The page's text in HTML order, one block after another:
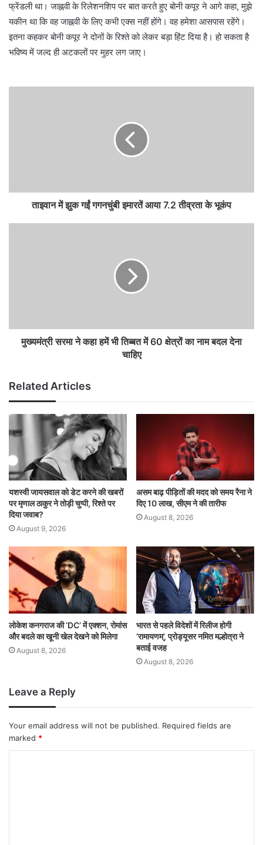
फ्रेंडली था। जाह्नवी के रिलेशनशिप पर बात करते हुए बोनी कपूर ने आगे कहा, मुझे
यकीन था कि वह जाह्नवी के लिए कभी एक्स नहीं होंगे। वह हमेशा आसपास रहेंगे।
इतना कहकर बोनी कपूर ने दोनों के रिश्ते को लेकर बड़ा हिंट दिया है। हो सकता है
भविष्य में जल्द ही अटकलों पर मुहर लग जाए।
ताइवान में झुक गईं गगनचुंबी इमारतें आया 7.2 तीव्रता के भूकंप
मुख्यमंत्री सरमा ने कहा हमें भी तिब्बत में 60 क्षेत्रों का नाम बदल देना
चाहिए
Related Articles
यशस्वी जायसवाल को डेट करने की खबरों
पर मृणाल ठाकुर ने तोड़ी चुप्पी, रिश्ते पर
दिया जवाब?
August 9, 2026
असम बाढ़ पीड़ितों की मदद को समय रैना ने
दिए 10 लाख, सीएम ने की तारीफ
August 8, 2026
लोकेश कनगराज की ‘DC’ में एक्शन, रोमांस
और बदले का खूनी खेल देखने को मिलेगा
August 8, 2026
भारत से पहले विदेशों में रिलीज होगी
‘रामायणम्’, प्रोड्यूसर नमित मल्होत्रा ने
बताई वजह
August 8, 2026
Leave a Reply
Your email address will not be published. Required fields are
marked *